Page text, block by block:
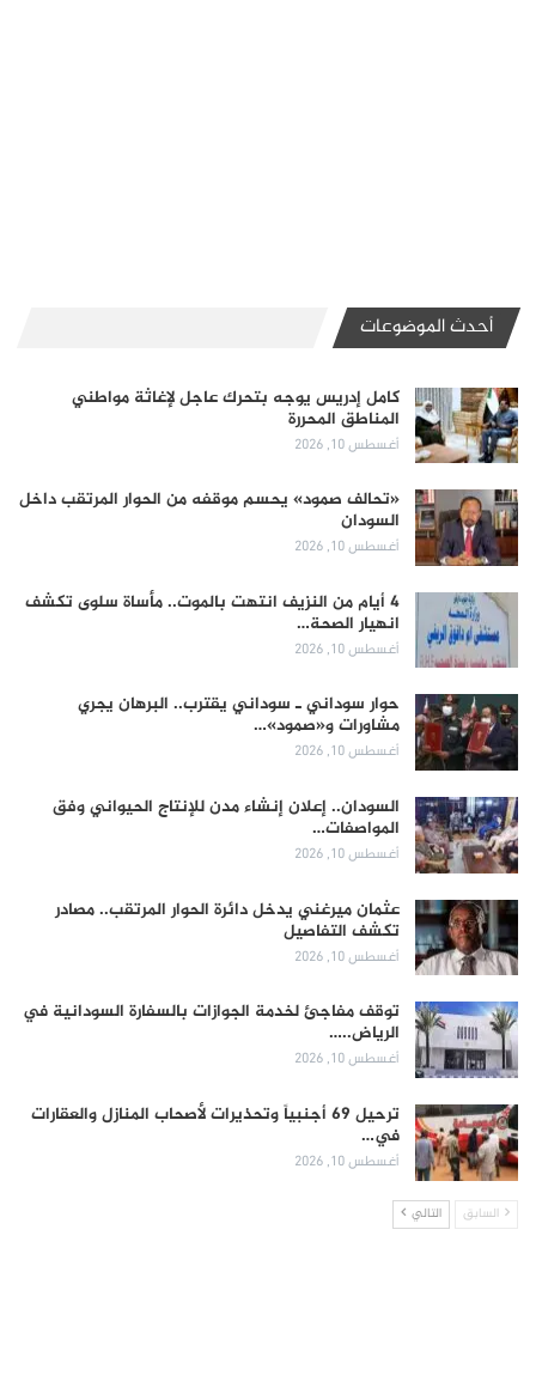
أحدث الموضوعات
كامل إدريس يوجه بتحرك عاجل لإغاثة مواطني
المناطق المحررة
أغسطس 10, 2026
«تحالف صمود» يحسم موقفه من الحوار المرتقب داخل
السودان
أغسطس 10, 2026
4 أيام من النزيف انتهت بالموت.. مأساة سلوى تكشف
انهيار الصحة…
أغسطس 10, 2026
حوار سوداني ـ سوداني يقترب.. البرهان يجري
مشاورات و«صمود»…
أغسطس 10, 2026
السودان.. إعلان إنشاء مدن للإنتاج الحيواني وفق
المواصفات…
أغسطس 10, 2026
عثمان ميرغني يدخل دائرة الحوار المرتقب.. مصادر
تكشف التفاصيل
أغسطس 10, 2026
توقف مفاجئ لخدمة الجوازات بالسفارة السودانية في
الرياض..…
أغسطس 10, 2026
ترحيل 69 أجنبياً وتحذيرات لأصحاب المنازل والعقارات
في…
أغسطس 10, 2026
السابق التالي